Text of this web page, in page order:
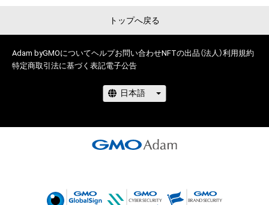
トップへ戻る
Adam byGMOについてヘルプお問い合わせNFTの出品（法人）利用規約
特定商取引法に基づく表記電子公告